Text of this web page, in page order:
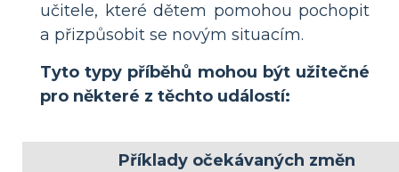
učitele, které dětem pomohou pochopit
a přizpůsobit se novým situacím.
Tyto typy příběhů mohou být užitečné
pro některé z těchto událostí:
Příklady očekávaných změn